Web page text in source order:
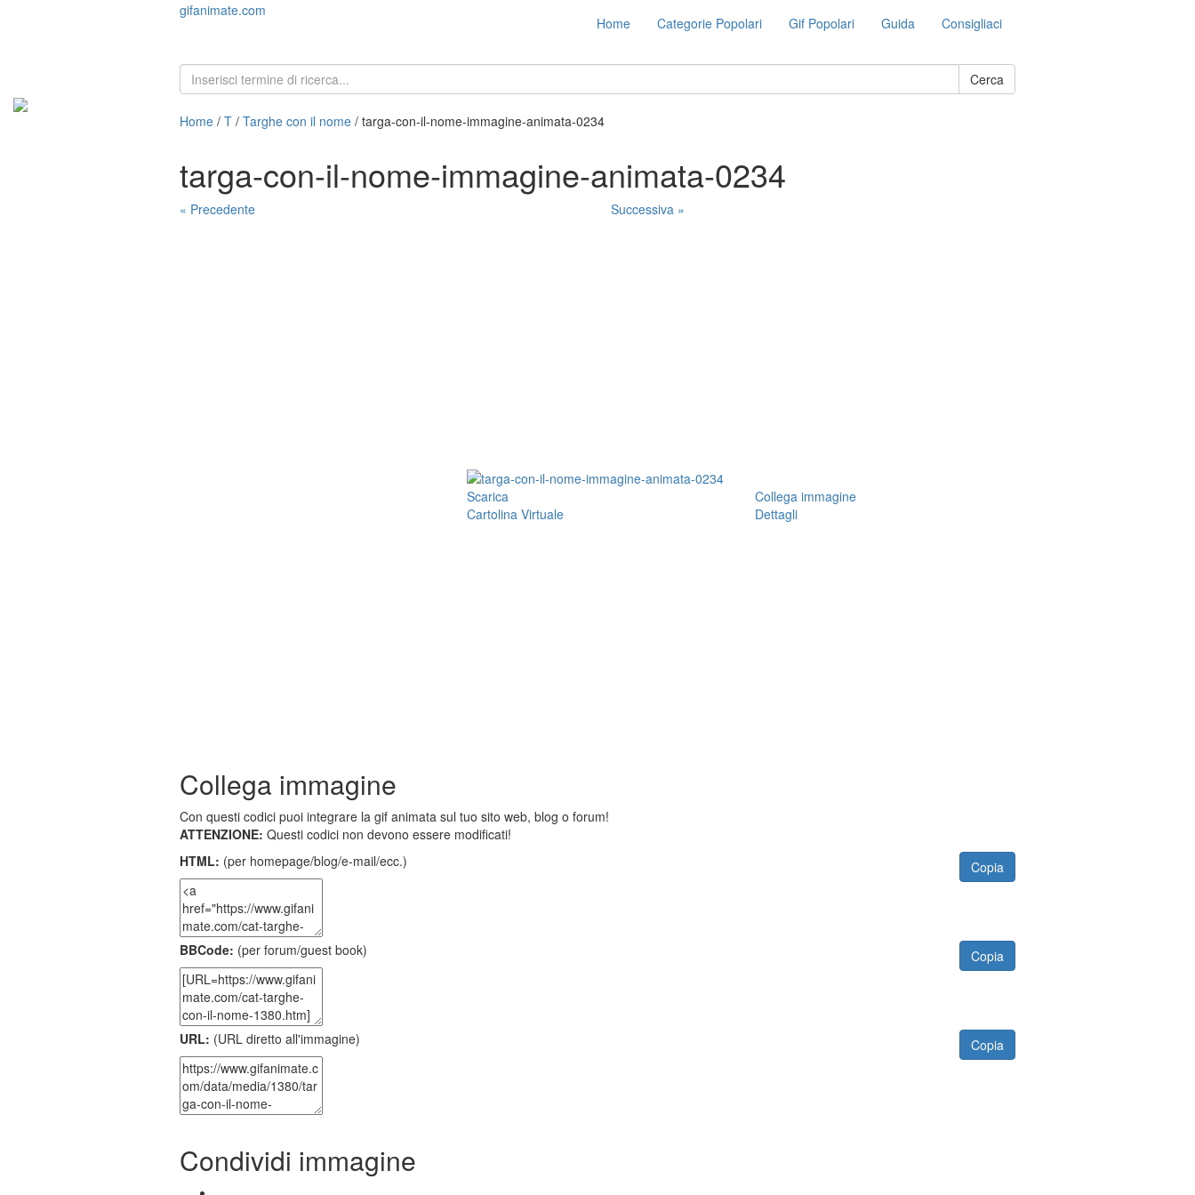
gifanimate.com
Home Categorie Popolari Gif Popolari Guida Consigliaci
Cerca
Home / T / Targhe con il nome / targa-con-il-nome-immagine-animata-0234
targa-con-il-nome-immagine-animata-0234
« Precedente Successiva »
Scarica
Collega immagine
Cartolina Virtuale
Dettagli
Collega immagine
Con questi codici puoi integrare la gif animata sul tuo sito web, blog o forum!
ATTENZIONE: Questi codici non devono essere modificati!
HTML: (per homepage/blog/e-mail/ecc.) Copia
BBCode: (per forum/guest book) Copia
URL: (URL diretto all'immagine) Copia
Condividi immagine